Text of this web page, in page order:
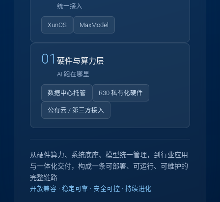
统一接入
XunOS MaxModel
01 硬件与算力层
AI 跑在哪里
数据中心托管 R30 私有化硬件
公有云 / 第三方接入
从硬件算力、系统底座、模型统一管理，到行业应用
与一体化交付，构成一条可部署、可运行、可维护的
完整链路
开放兼容 · 稳定可靠 · 安全可控 · 持续进化